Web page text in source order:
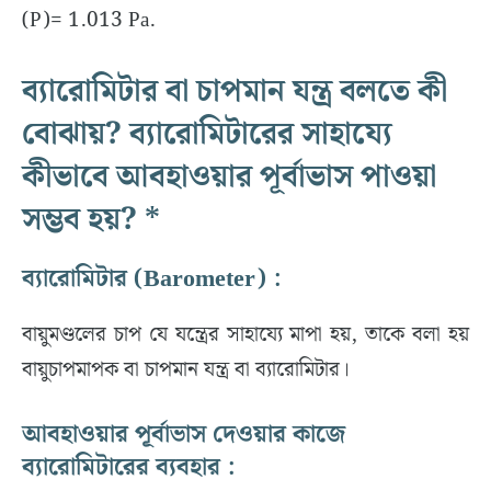
(P)= 1.013 Pa.
ব্যারোমিটার বা চাপমান যন্ত্র বলতে কী
বোঝায়? ব্যারোমিটারের সাহায্যে
কীভাবে আবহাওয়ার পূর্বাভাস পাওয়া
সম্ভব হয়? *
ব্যারোমিটার (Barometer) :
বায়ুমণ্ডলের চাপ যে যন্ত্রের সাহায্যে মাপা হয়, তাকে বলা হয়
বায়ুচাপমাপক বা চাপমান যন্ত্র বা ব্যারোমিটার।
আবহাওয়ার পূর্বাভাস দেওয়ার কাজে
ব্যারোমিটারের ব্যবহার :